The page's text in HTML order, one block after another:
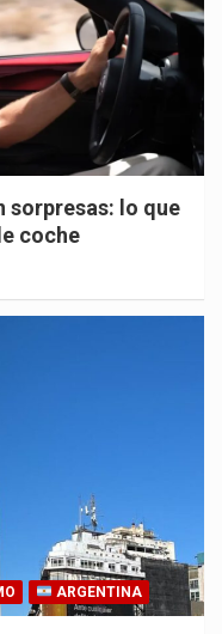
sorpresas: lo que
coche
ARGENTINA